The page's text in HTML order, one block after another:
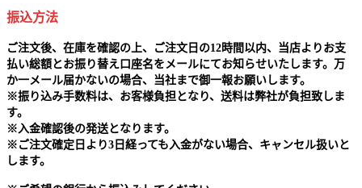
振込方法
ご注文後、在庫を確認の上、ご注文日の12時間以内、当店よりお支
払い総額とお振り替え口座名をメールにてお知らせいたします。万
か一メール届かないの場合、当社まで御一報お願いします。
※振り込み手数料は、お客様負担となり、送料は弊社が負担致しま
す。
※ 入金確認後の発送となります。
※ ご注文確定日より3日経っても入金がない場合、キャンセル扱いと
します。